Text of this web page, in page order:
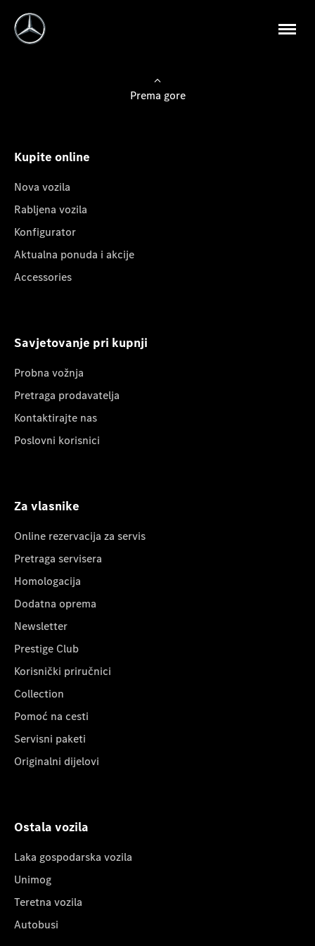
Prema gore
Kupite online
Nova vozila
Rabljena vozila
Konfigurator
Aktualna ponuda i akcije
Accessories
Savjetovanje pri kupnji
Probna vožnja
Pretraga prodavatelja
Kontaktirajte nas
Poslovni korisnici
Za vlasnike
Online rezervacija za servis
Pretraga servisera
Homologacija
Dodatna oprema
Newsletter
Prestige Club
Korisnički priručnici
Collection
Pomoć na cesti
Servisni paketi
Originalni dijelovi
Ostala vozila
Laka gospodarska vozila
Unimog
Teretna vozila
Autobusi